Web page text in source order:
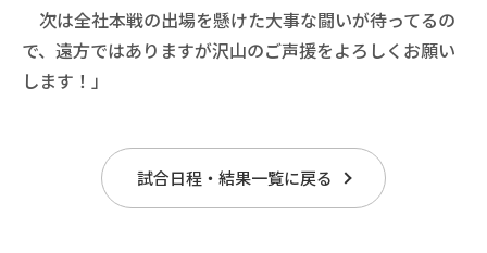
次は全社本戦の出場を懸けた大事な闘いが待ってるの
で、遠方ではありますが沢山のご声援をよろしくお願い
します！」
試合日程・結果一覧に戻る